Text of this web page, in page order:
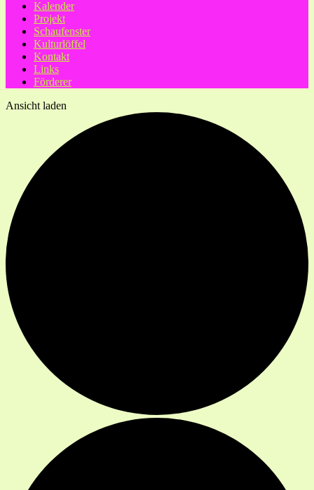
Kalender
Projekt
Schaufenster
Kulturlöffel
Kontakt
Links
Förderer
Ansicht laden